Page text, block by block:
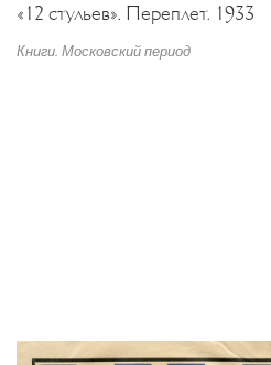
«12 стульев». Переплет. 1933
Книги. Московский период